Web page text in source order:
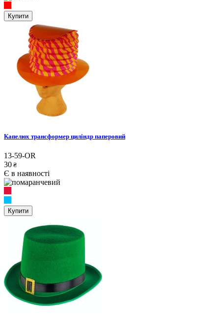
Купити
Капелюх трансформер циліндр паперовий
13-59-OR
30 ₴
Є в наявності
Купити